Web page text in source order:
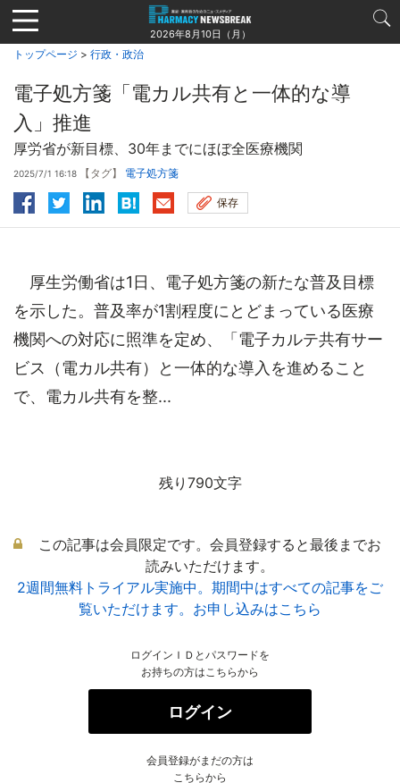
Jump
to
navigation
2026年8月10日（月）
トップページ > 行政・政治
電子処方箋「電カル共有と一体的な導
入」推進
厚労省が新目標、30年までにほぼ全医療機関
2025/7/1 16:18 【タグ】 電子処方箋
保存
厚生労働省は1日、電子処方箋の新たな普及目標
を示した。普及率が1割程度にとどまっている医療
機関への対応に照準を定め、「電子カルテ共有サー
ビス（電カル共有）と一体的な導入を進めること
で、電カル共有を整...
残り790文字
この記事は会員限定です。会員登録すると最後までお
読みいただけます。
2週間無料トライアル実施中。期間中はすべての記事をご
覧いただけます。お申し込みはこちら
ログインＩＤとパスワードを
お持ちの方はこちらから
ログイン
会員登録がまだの方は
こちらから